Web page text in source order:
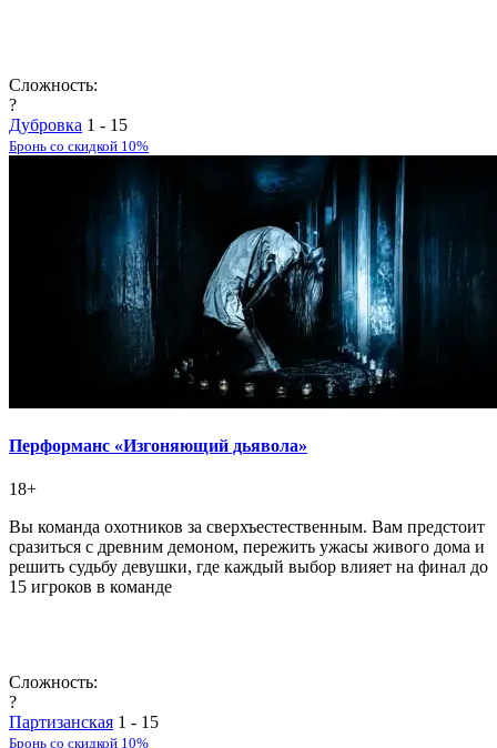
Сложность:
?
Дубровка 1 - 15
Бронь со скидкой 10%
Перформанс «Изгоняющий дьявола»
18+
Вы команда охотников за сверхъестественным. Вам предстоит
сразиться с древним демоном, пережить ужасы живого дома и
решить судьбу девушки, где каждый выбор влияет на финал до
15 игроков в команде
Сложность:
?
Партизанская 1 - 15
Бронь со скидкой 10%